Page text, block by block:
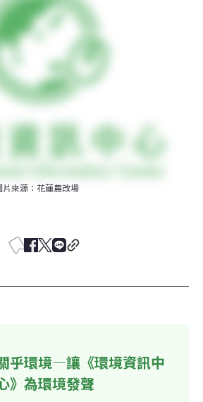
來源：花蓮農改場
乎環境—讓《環境資訊中
》為環境發聲